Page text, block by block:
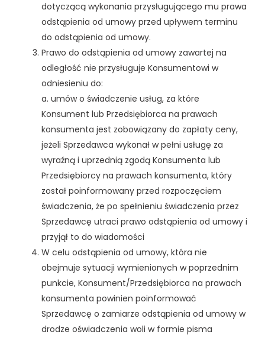
dotyczącą wykonania przysługującego mu prawa
odstąpienia od umowy przed upływem terminu
do odstąpienia od umowy.
Prawo do odstąpienia od umowy zawartej na
odległość nie przysługuje Konsumentowi w
odniesieniu do:
a. umów o świadczenie usług, za które
Konsument lub Przedsiębiorca na prawach
konsumenta jest zobowiązany do zapłaty ceny,
jeżeli Sprzedawca wykonał w pełni usługę za
wyraźną i uprzednią zgodą Konsumenta lub
Przedsiębiorcy na prawach konsumenta, który
został poinformowany przed rozpoczęciem
świadczenia, że po spełnieniu świadczenia przez
Sprzedawcę utraci prawo odstąpienia od umowy i
przyjął to do wiadomości
W celu odstąpienia od umowy, która nie
obejmuje sytuacji wymienionych w poprzednim
punkcie, Konsument/Przedsiębiorca na prawach
konsumenta powinien poinformować
Sprzedawcę o zamiarze odstąpienia od umowy w
drodze oświadczenia woli w formie pisma